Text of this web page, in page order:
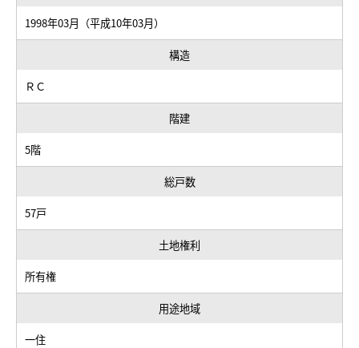
1998年03月（平成10年03月）
構造
ＲＣ
階建
5階
総戸数
57戸
土地権利
所有権
用途地域
一住